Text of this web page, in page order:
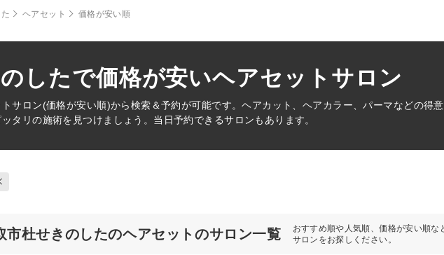
ヘアセット 価格が安い順
したで価格が安いヘアセットサロン
トサロン(価格が安い順)から検索＆予約が可能です。ヘアカット、ヘアカラー、パーマなどの得
タリの施術を見つけましょう。当日予約できるサロンもあります。
市杜せきのしたのヘアセットのサロン一覧
おすすめ順や人気順、価格が安い順
サロンをお探しください。